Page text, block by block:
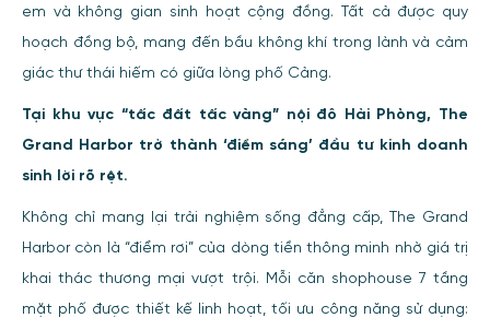
em và không gian sinh hoạt cộng đồng. Tất cả được quy
hoạch đồng bộ, mang đến bầu không khí trong lành và cảm
giác thư thái hiếm có giữa lòng phố Cảng.
Tại khu vực “tấc đất tấc vàng” nội đô Hải Phòng, The
Grand Harbor trở thành ‘điểm sáng’ đầu tư kinh doanh
sinh lời rõ rệt.
Không chỉ mang lại trải nghiệm sống đẳng cấp, The Grand
Harbor còn là “điểm rơi” của dòng tiền thông minh nhờ giá trị
khai thác thương mại vượt trội. Mỗi căn shophouse 7 tầng
mặt phố được thiết kế linh hoạt, tối ưu công năng sử dụng: